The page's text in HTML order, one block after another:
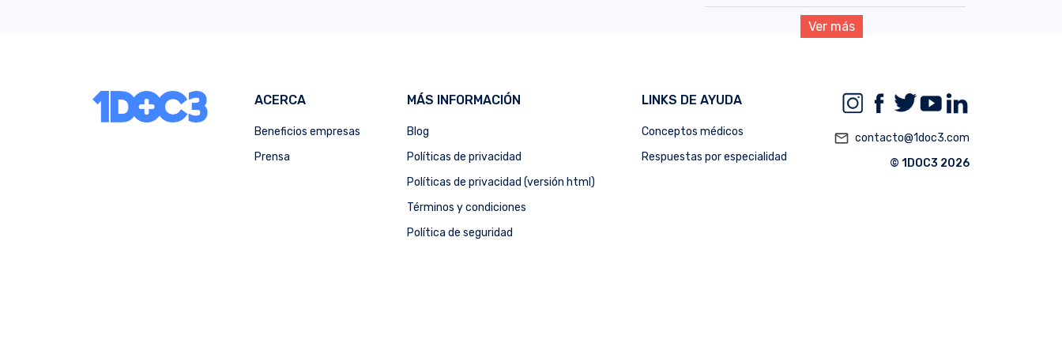
Ver más
ACERCA
Beneficios empresas
Prensa
MÁS INFORMACIÓN
Blog
Políticas de privacidad
Políticas de privacidad (versión html)
Términos y condiciones
Política de seguridad
LINKS DE AYUDA
Conceptos médicos
Respuestas por especialidad
mail_outline contacto@1doc3.com
© 1DOC3 2026